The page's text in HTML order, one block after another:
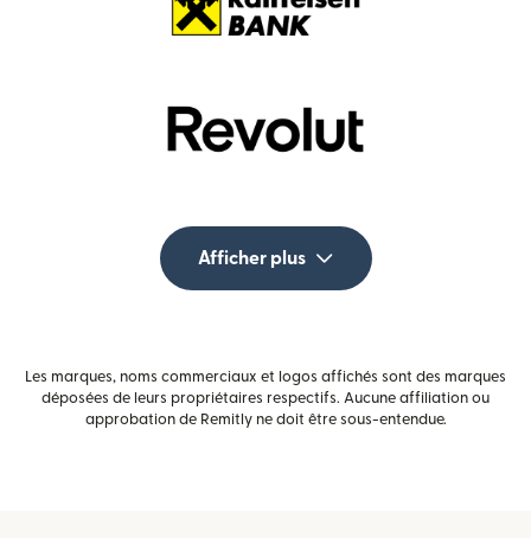
Afficher plus
Les marques, noms commerciaux et logos affichés sont des marques
déposées de leurs propriétaires respectifs. Aucune affiliation ou
approbation de Remitly ne doit être sous-entendue.